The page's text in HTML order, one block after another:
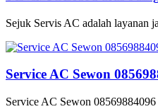
Sejuk Servis AC adalah layanan
Service AC Sewon
Service AC Sewon